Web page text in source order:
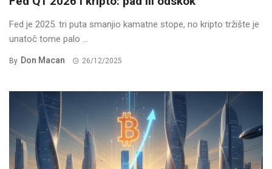
Fed je 2025. tri puta smanjio kamatne stope, no kripto tržište je
unatoč tome palo ...
By Don Macan 26/12/2025